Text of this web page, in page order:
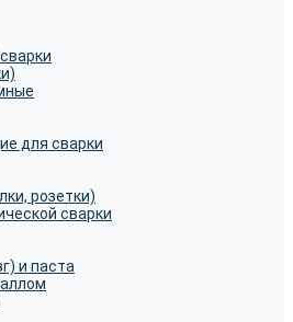
для сварки
розетки)
сварки
и паста